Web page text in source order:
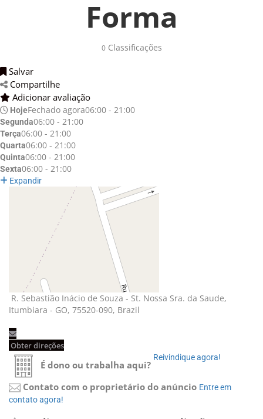
Forma
0Classificações
Salvar
Compartilhe
Adicionar avaliação
HojeFechado agora06:00 - 21:00
Segunda06:00 - 21:00
Terça06:00 - 21:00
Quarta06:00 - 21:00
Quinta06:00 - 21:00
Sexta06:00 - 21:00
Expandir
R. Sebastião Inácio de Souza - St. Nossa Sra. da Saude,
Itumbiara - GO, 75520-090, Brazil
Obter direções
É dono ou trabalha aqui?
Reivindique agora!
Contato com o proprietário do anúncio Entre em
contato agora!